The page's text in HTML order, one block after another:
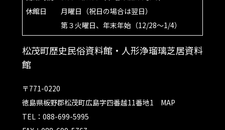
休館日 月曜日（祝日の場合は翌日）
第３火曜日、年末年始（12/28～1/4）
松茂町歴史民俗資料館・人形浄瑠璃芝居資料
館
〒771-0220
徳島県板野郡松茂町広島字四番越11番地1 MAP
TEL：088-699-5995